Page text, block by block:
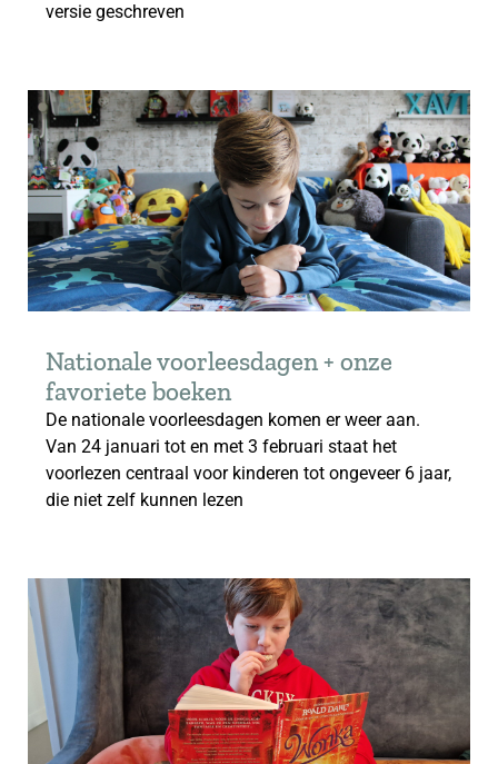
versie geschreven
Nationale voorleesdagen + onze
favoriete boeken
De nationale voorleesdagen komen er weer aan.
Van 24 januari tot en met 3 februari staat het
voorlezen centraal voor kinderen tot ongeveer 6 jaar,
die niet zelf kunnen lezen